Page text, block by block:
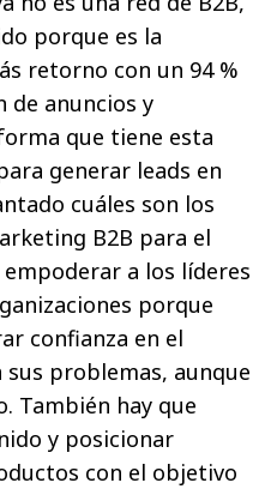
porque es la
retorno con un 94 %
de anuncios y
que tiene esta
generar leads en
cuáles son los
B2B para el
a los líderes
porque
confianza en el
problemas, aunque
También hay que
y posicionar
con el objetivo